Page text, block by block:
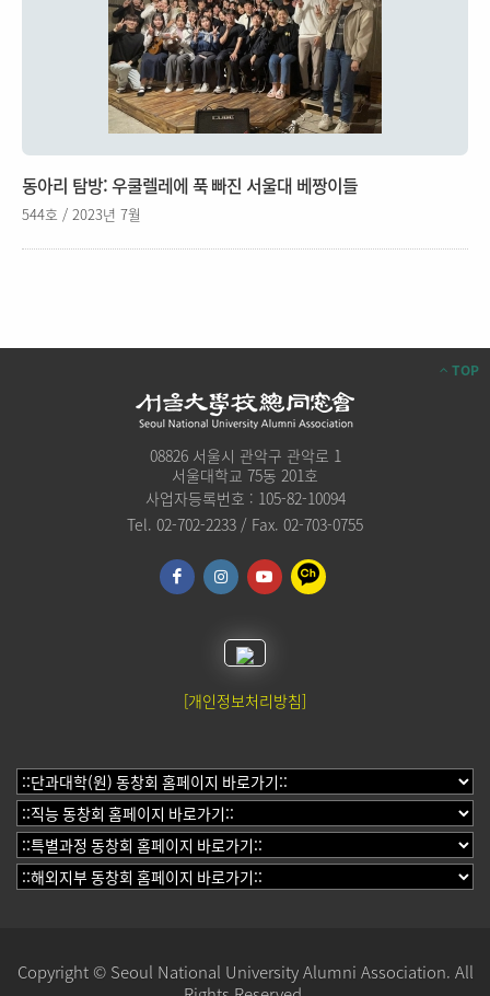
동아리 탐방: 우쿨렐레에 푹 빠진 서울대 베짱이들
544호 / 2023년 7월
TOP
08826 서울시 관악구 관악로 1
서울대학교 75동 201호
사업자등록번호 : 105-82-10094
Tel. 02-702-2233 / Fax. 02-703-0755
[개인정보처리방침]
Copyright © Seoul National University Alumni Association. All